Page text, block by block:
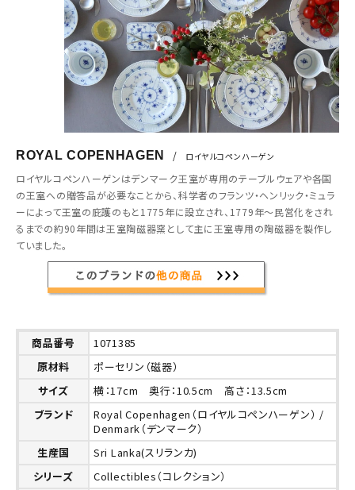
ROYAL COPENHAGEN / ロイヤルコペンハーゲン
ロイヤルコペンハーゲンはデンマーク王室が専用のテーブルウェアや各国
の王室への贈答品が必要なことから、科学者のフランツ・ヘンリック・ミュラ
ーによって王室の庇護のもと1775年に設立され、1779年～民営化をされ
るまでの約90年間は王室陶磁器窯として主に王室専用の陶磁器を製作し
ていました。
商品番号
1071385
原材料
ポーセリン（磁器）
サイズ
横：17cm 奥行：10.5cm 高さ：13.5cm
ブランド
Royal Copenhagen（ロイヤルコペンハーゲン） /
Denmark（デンマーク）
生産国
Sri Lanka(スリランカ)
シリーズ
Collectibles（コレクション）